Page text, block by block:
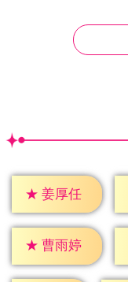
★ 姜厚任
★ 曹雨婷